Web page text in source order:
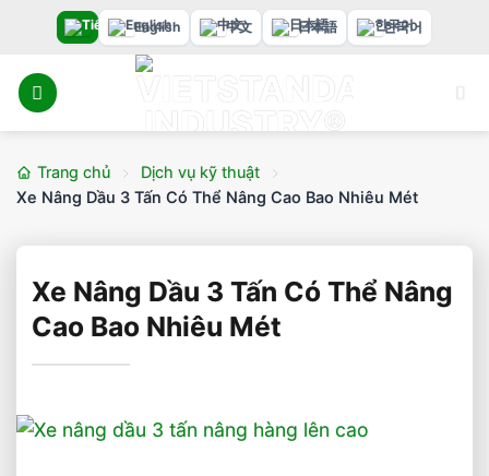
nội
dung
English 中文 日本語 한국어
Trang chủ
Dịch vụ kỹ thuật
Xe Nâng Dầu 3 Tấn Có Thể Nâng Cao Bao Nhiêu Mét
Xe Nâng Dầu 3 Tấn Có Thể Nâng
Cao Bao Nhiêu Mét